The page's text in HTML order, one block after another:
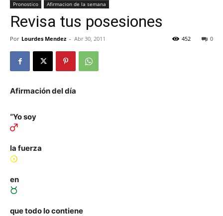
Pronostico Afirmacion de la semana
Revisa tus posesiones
Por Lourdes Mendez - Abr 30, 2011 0
452
Afirmación del día
“Yo soy
la fuerza
en
que todo lo contiene